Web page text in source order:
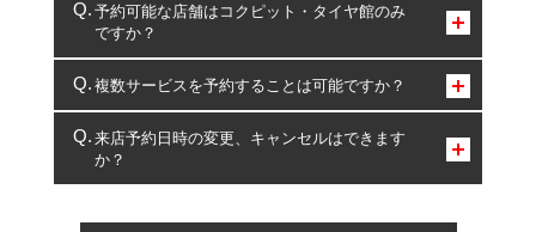
予約可能な店舗はコクピット・タイヤ館のみ
ですか？
コクピット・タイヤ館のみとなります。
複数サービスを予約することは可能ですか？
複数サービスのご予約は可能です。
一部の商品・サービスの組み合わせに限り、同時にご予約が
出来ないものもございます。
来店予約日時の変更、キャンセルはできます
か？